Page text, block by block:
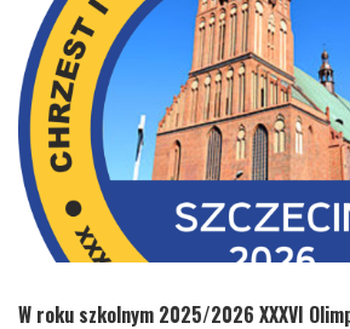
W roku szkolnym 2025/2026 XXXVI